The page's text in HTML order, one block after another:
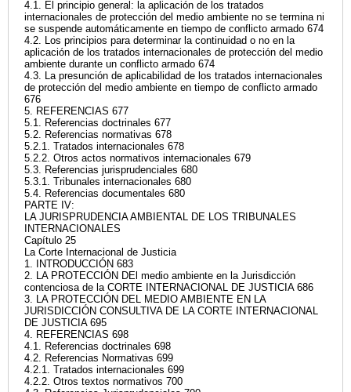
4.1. El principio general: la aplicación de los tratados
internacionales de protección del medio ambiente no se termina ni
se suspende automáticamente en tiempo de conflicto armado 674
4.2. Los principios para determinar la continuidad o no en la
aplicación de los tratados internacionales de protección del medio
ambiente durante un conflicto armado 674
4.3. La presunción de aplicabilidad de los tratados internacionales
de protección del medio ambiente en tiempo de conflicto armado
676
5. REFERENCIAS 677
5.1. Referencias doctrinales 677
5.2. Referencias normativas 678
5.2.1. Tratados internacionales 678
5.2.2. Otros actos normativos internacionales 679
5.3. Referencias jurisprudenciales 680
5.3.1. Tribunales internacionales 680
5.4. Referencias documentales 680
PARTE IV:
LA JURISPRUDENCIA AMBIENTAL DE LOS TRIBUNALES
INTERNACIONALES
Capítulo 25
La Corte Internacional de Justicia
1. INTRODUCCIÓN 683
2. LA PROTECCIÓN DEl medio ambiente en la Jurisdicción
contenciosa de la CORTE INTERNACIONAL DE JUSTICIA 686
3. LA PROTECCIÓN DEL MEDIO AMBIENTE EN LA
JURISDICCIÓN CONSULTIVA DE LA CORTE INTERNACIONAL
DE JUSTICIA 695
4. REFERENCIAS 698
4.1. Referencias doctrinales 698
4.2. Referencias Normativas 699
4.2.1. Tratados internacionales 699
4.2.2. Otros textos normativos 700